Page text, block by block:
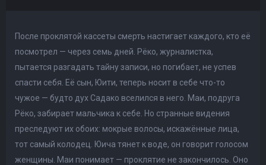
После проклятой кассеты смерть настигает каждого, кто её
посмотрел — через семь дней. Рёко, журналистка,
пытается разгадать тайну записи, но погибает, не успев
спасти себя. Её сын, Юити, теперь носит в себе что-то
чужое — будто дух Садако вселился в него. Маи, подруга
Рёко, забирает мальчика к себе. Но странные видения
преследуют их обоих: мокрые волосы, искажённые лица,
тот самый колодец. Юича тянет к воде, он говорит голосом
женщины. Маи понимает — проклятие не закончилось. Оно